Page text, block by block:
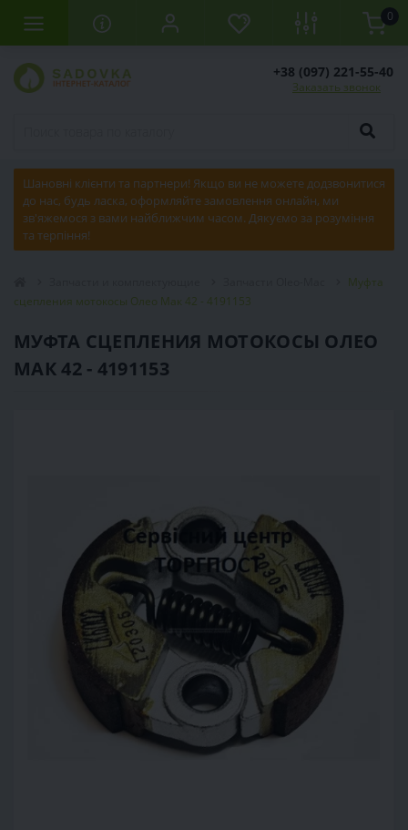
0
+38 (097) 221-55-40
Заказать звонок
Шановні клієнти та партнери! Якщо ви не можете додзвонитися
до нас, будь ласка, оформляйте замовлення онлайн, ми
зв'яжемося з вами найближчим часом. Дякуємо за розуміння
та терпіння!
Муфта
сцепления мотокосы Олео Мак 42 - 4191153
МУФТА СЦЕПЛЕНИЯ МОТОКОСЫ ОЛЕО
МАК 42 - 4191153